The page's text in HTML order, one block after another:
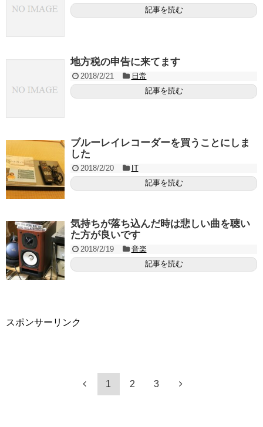
記事を読む
地方税の申告に来てます
2018/2/21
日常
記事を読む
ブルーレイレコーダーを買うことにしま
した
2018/2/20
IT
記事を読む
気持ちが落ち込んだ時は悲しい曲を聴い
た方が良いです
2018/2/19
音楽
記事を読む
スポンサーリンク
1 2 3